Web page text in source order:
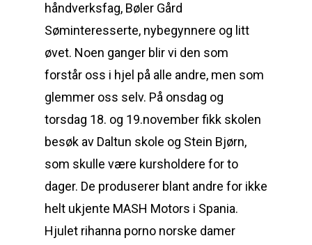
håndverksfag, Bøler Gård
Søminteresserte, nybegynnere og litt
øvet. Noen ganger blir vi den som
forstår oss i hjel på alle andre, men som
glemmer oss selv. På onsdag og
torsdag 18. og 19.november fikk skolen
besøk av Daltun skole og Stein Bjørn,
som skulle være kursholdere for to
dager. De produserer blant andre for ikke
helt ukjente MASH Motors i Spania.
Hjulet rihanna porno norske damer